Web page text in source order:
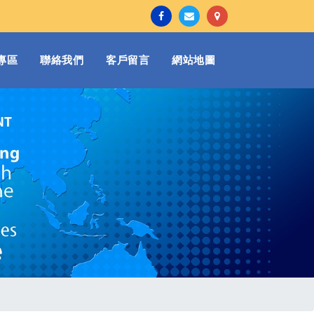
區 聯絡我們 客戶留言 網站地圖